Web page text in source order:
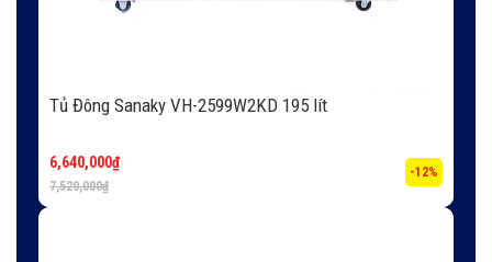
Tủ Đông Sanaky VH-2599W2KD 195 lít
7,520,000₫
6,640,000₫
-12%